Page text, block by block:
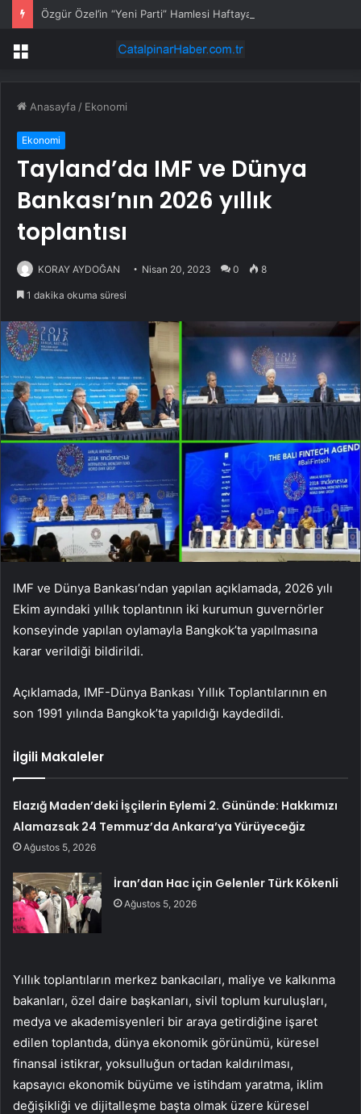
Menü
Anasayfa / Ekonomi
Ekonomi
Tayland’da IMF ve Dünya
Bankası’nın 2026 yıllık
toplantısı
KORAY AYDOĞAN Nisan 20, 2023 0 8
1 dakika okuma süresi
IMF ve Dünya Bankası’ndan yapılan açıklamada, 2026 yılı
Ekim ayındaki yıllık toplantının iki kurumun guvernörler
konseyinde yapılan oylamayla Bangkok’ta yapılmasına
karar verildiği bildirildi.
Açıklamada, IMF-Dünya Bankası Yıllık Toplantılarının en
son 1991 yılında Bangkok’ta yapıldığı kaydedildi.
İlgili Makaleler
Elazığ Maden’deki İşçilerin Eylemi 2. Gününde: Hakkımızı
Alamazsak 24 Temmuz’da Ankara’ya Yürüyeceğiz
Ağustos 5, 2026
İran’dan Hac için Gelenler Türk Kökenli
Ağustos 5, 2026
Yıllık toplantıların merkez bankacıları, maliye ve kalkınma
bakanları, özel daire başkanları, sivil toplum kuruluşları,
medya ve akademisyenleri bir araya getirdiğine işaret
edilen toplantıda, dünya ekonomik görünümü, küresel
finansal istikrar, yoksulluğun ortadan kaldırılması,
kapsayıcı ekonomik büyüme ve istihdam yaratma, iklim
değişikliği ve dijitalleşme başta olmak üzere küresel